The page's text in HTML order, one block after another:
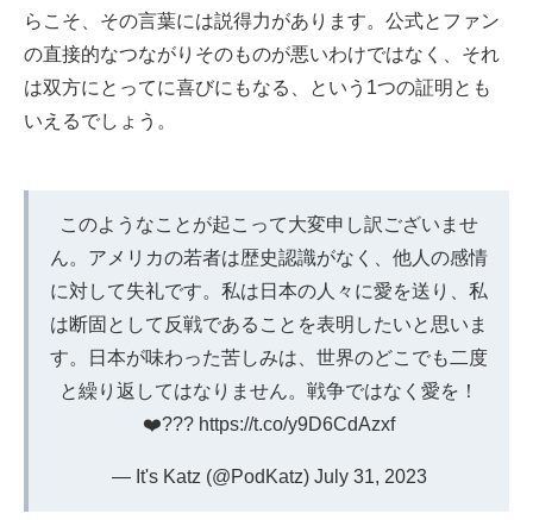
らこそ、その言葉には説得力があります。公式とファン
の直接的なつながりそのものが悪いわけではなく、それ
は双方にとってに喜びにもなる、という1つの証明とも
いえるでしょう。
このようなことが起こって大変申し訳ございませ
ん。アメリカの若者は歴史認識がなく、他人の感情
に対して失礼です。私は日本の人々に愛を送り、私
は断固として反戦であることを表明したいと思いま
す。日本が味わった苦しみは、世界のどこでも二度
と繰り返してはなりません。戦争ではなく愛を！
❤️??? https://t.co/y9D6CdAzxf
— It's Katz (@PodKatz) July 31, 2023